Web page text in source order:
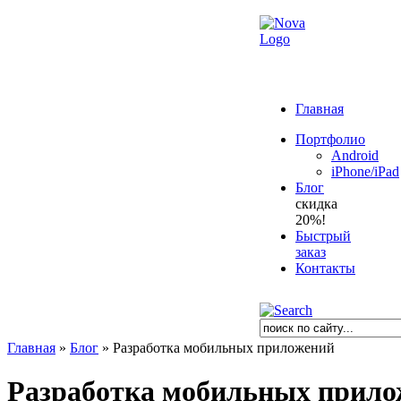
Главная
Портфолио
Android
iPhone/iPad
Блог
скидка
20%!
Быстрый
заказ
Контакты
Главная » Блог » Разработка мобильных приложений
Разработка мобильных